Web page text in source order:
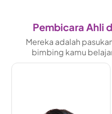
Pembicara Ahli
Mereka adalah
bimbing kamu